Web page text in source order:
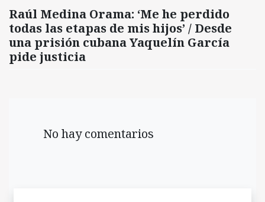
Raúl Medina Orama: ‘Me he perdido
todas las etapas de mis hijos’ / Desde
una prisión cubana Yaquelín García
pide justicia
No hay comentarios